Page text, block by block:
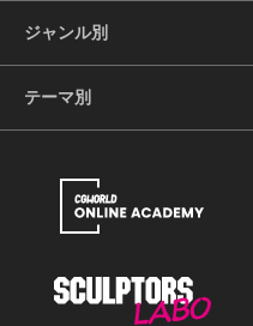
ジャンル別
テーマ別